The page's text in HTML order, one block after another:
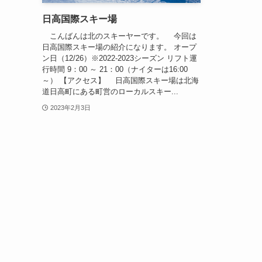
日高国際スキー場
こんばんは北のスキーヤーです。 今回は
日高国際スキー場の紹介になります。 オープ
ン日（12/26）※2022-2023シーズン リフト運
行時間 9：00 ～ 21：00（ナイターは16:00
～） 【アクセス】 日高国際スキー場は北海
道日高町にある町営のローカルスキー...
2023年2月3日